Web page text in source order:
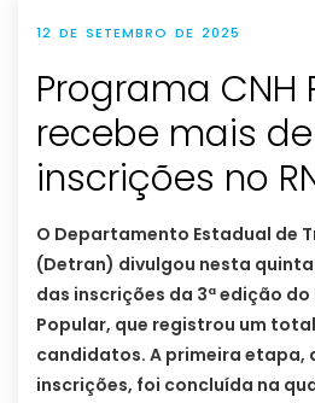
12 DE SETEMBRO DE 2025
Programa CNH
recebe mais
inscrições no
O Departamento Estadual de
(Detran) divulgou nesta
das inscrições da 3ª edição do
Popular, que registrou um
candidatos. A primeira etapa,
inscrições, foi concluída na